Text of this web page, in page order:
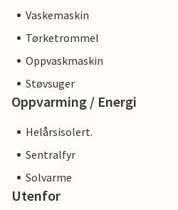
Vaskemaskin
Tørketrommel
Oppvaskmaskin
Støvsuger
Oppvarming / Energi
Helårsisolert.
Sentralfyr
Solvarme
Utenfor